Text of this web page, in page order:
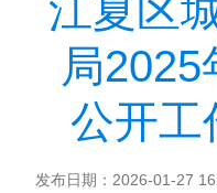
江夏区
局2025
公开工
发布日期：2026-01-27